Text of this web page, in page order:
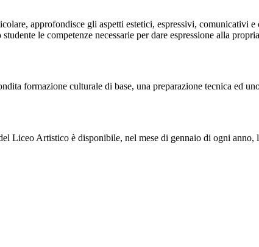
approfondisce gli aspetti estetici, espressivi, comunicativi
le competenze necessarie per dare espressione alla
formazione culturale di base, una preparazione tecnica ed
Liceo Artistico è disponibile, nel mese di gennaio di ogni